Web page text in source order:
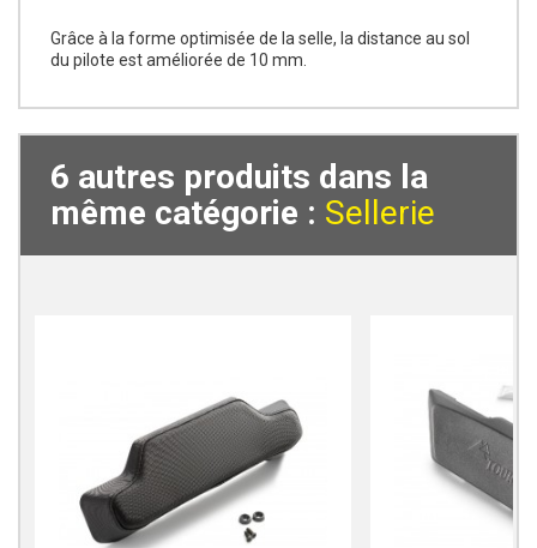
Grâce à la forme optimisée de la selle, la distance au sol
du pilote est améliorée de 10 mm.
6 autres produits dans la
même catégorie : Sellerie